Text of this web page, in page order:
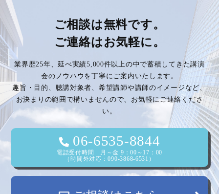
ご相談は無料です。
ご連絡はお気軽に。
業界歴25年、延べ実績5,000件以上の中で蓄積してきた講演
会のノウハウを丁寧にご案内いたします。
趣旨・目的、聴講対象者、希望講師や講師のイメージなど、
お決まりの範囲で構いませんので、お気軽にご連絡くださ
い。
06-6535-8844
電話受付時間 月～金 9：00～17：00
（時間外対応：090-3868-6531）